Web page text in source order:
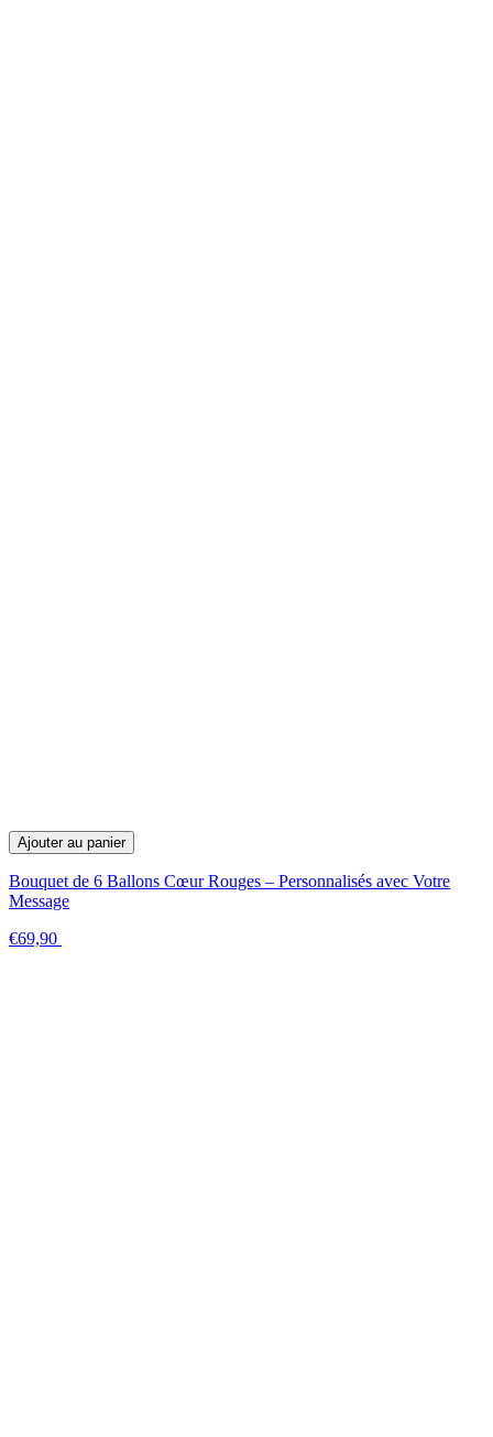
Ajouter au panier
Bouquet de 6 Ballons Cœur Rouges – Personnalisés avec Votre
Message
€69,90